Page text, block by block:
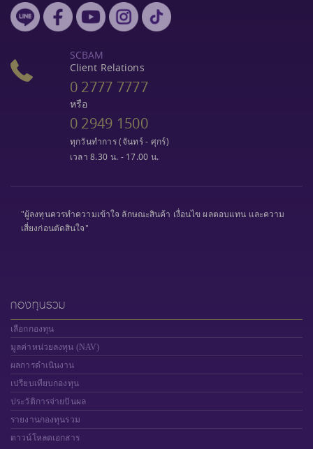
SCBAM
Client Relations
0 2777 7777
หรือ
0 2949 1500
ทุกวันทำการ (จันทร์ - ศุกร์)
เวลา 8.30 น. - 17.00 น.
"ผู้ลงทุนควรทำความเข้าใจ ลักษณะสินค้า เงื่อนไข ผลตอบแทน และความ
เสี่ยงก่อนตัดสินใจ"
กองทุนรวม
เลือกกองทุน
มูลค่าหน่วยลงทุน (NAV)
ผลการดำเนินงาน
เปรียบเทียบกองทุน
ประวัติการจ่ายปันผล
รายงานกองทุนรวม
ดาวน์โหลดเอกสาร